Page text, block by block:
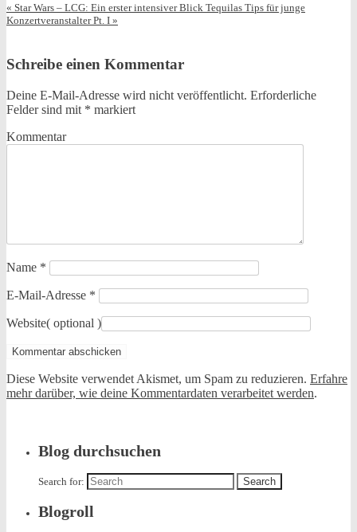
« Star Wars – LCG: Ein erster intensiver Blick Tequilas Tips für junge
Konzertveranstalter Pt. I »
Schreibe einen Kommentar
Deine E-Mail-Adresse wird nicht veröffentlicht. Erforderliche
Felder sind mit * markiert
Kommentar
Name *
E-Mail-Adresse *
Website( optional )
Diese Website verwendet Akismet, um Spam zu reduzieren. Erfahre
mehr darüber, wie deine Kommentardaten verarbeitet werden.
Blog durchsuchen
Search for:
Blogroll